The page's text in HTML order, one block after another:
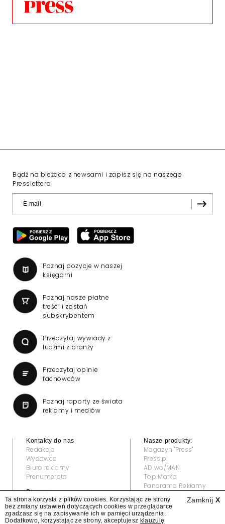
Bądź na bieżaco z newsami i zapisz się na naszego
Presslettera
Poznaj pozycje w naszej
księgarni
Poznaj nasze płatne
treści i zostań
subskrybentem
Przeczytaj wywiady z
ludźmi z branży
Przeczytaj opinie
fachowców
Poznaj raporty ze świata
reklamy i mediów
Kontakty do nas
Redakcja
Wydawca
Biuro reklamy
Prenumerata
Prawne:
Regulamin
Klauzula informacyjna
Nasze produkty:
Magazyn "Press"
Press.pl
AD wo/MAN
Top Marka
Panorama Reklamy
© 2022 — All rights reserved
Zamknij X
Ta strona korzysta z plików cookies. Korzystając ze strony
bez zmiany ustawień dotyczących cookies w przeglądarce
zgadzasz się na zapisywanie ich w pamięci urządzenia.
Dodatkowo, korzystając ze strony, akceptujesz klauzulę